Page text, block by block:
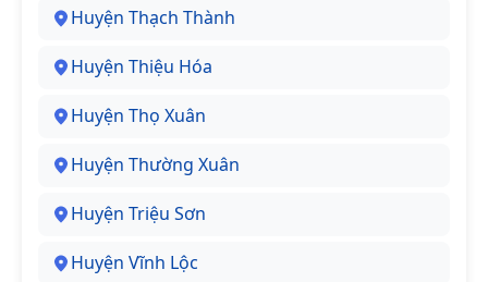
Huyện Thạch Thành
Huyện Thiệu Hóa
Huyện Thọ Xuân
Huyện Thường Xuân
Huyện Triệu Sơn
Huyện Vĩnh Lộc